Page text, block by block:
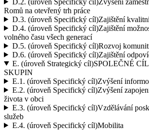
Romů na otevřený trh práce
D.3. (úroveň Specifický cíl)Zajištění
D.4. (úroveň Specifický cíl)Zajištění
volného času všech generací
D.5. (úroveň Specifický cíl)Rozvoj
D.6. (úroveň Specifický cíl)Zajištění
E. (úroveň Strategický cíl)SPOLEČNÉ
SKUPIN
E.1. (úroveň Specifický cíl)Zvýšení
E.2. (úroveň Specifický cíl)Zvýšení
života v obci
E.3. (úroveň Specifický cíl)Vzdělávání
služeb
E.4. (úroveň Specifický cíl)Mobilita